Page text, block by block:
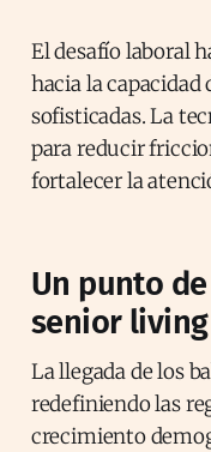
El desafío laboral
hacia la
sofisticadas. La
para reducir
fortalecer la
Un punto
senior living
La llegada de los
redefiniendo las
crecimiento